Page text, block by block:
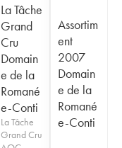
La Tâche
Grand
Cru
Domain
e de la
Romané
e-Conti
La Tâche
Grand Cru
Assortim
ent
2007
Domain
e de la
Romané
e-Conti